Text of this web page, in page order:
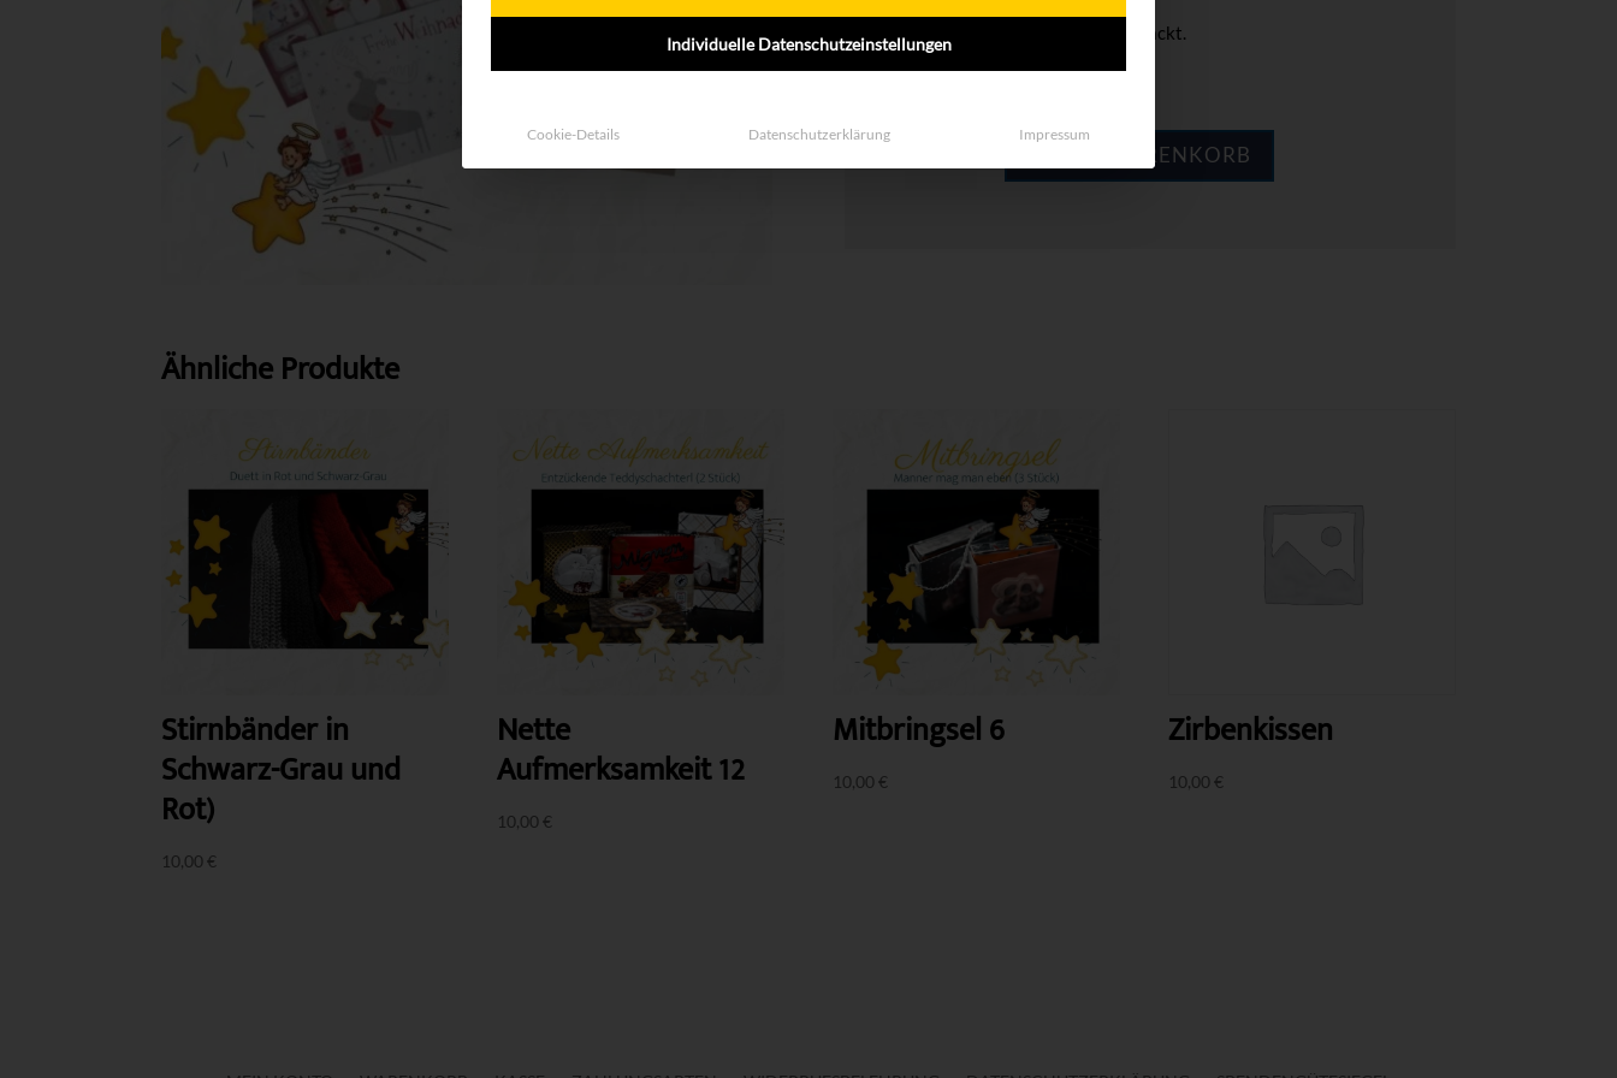
Es ist mit einer Banderole verpackt.
Weihnachtsset
4
IN DEN WARENKORB
Ähnliche Produkte
Stirnbänder in
Schwarz-Grau und
Rot)
10,00 €
Nette
Aufmerksamkeit 12
10,00 €
Mitbringsel 6
10,00 €
Zirbenkissen
10,00 €
Individuelle Datenschutzeinstellungen
Cookie-Details Datenschutzerklärung Impressum